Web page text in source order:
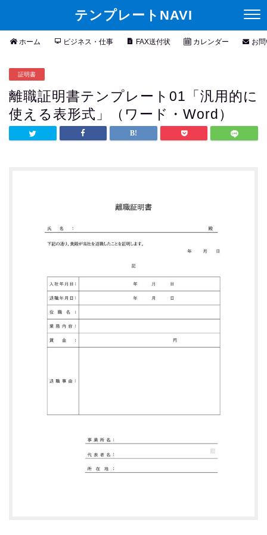
テンプレートNAVI
ホーム ビジネス・仕事 FAX送付状 カレンダー お
証明書
離職証明書テンプレート01「汎用的に
使える表形式」（ワード・Word）